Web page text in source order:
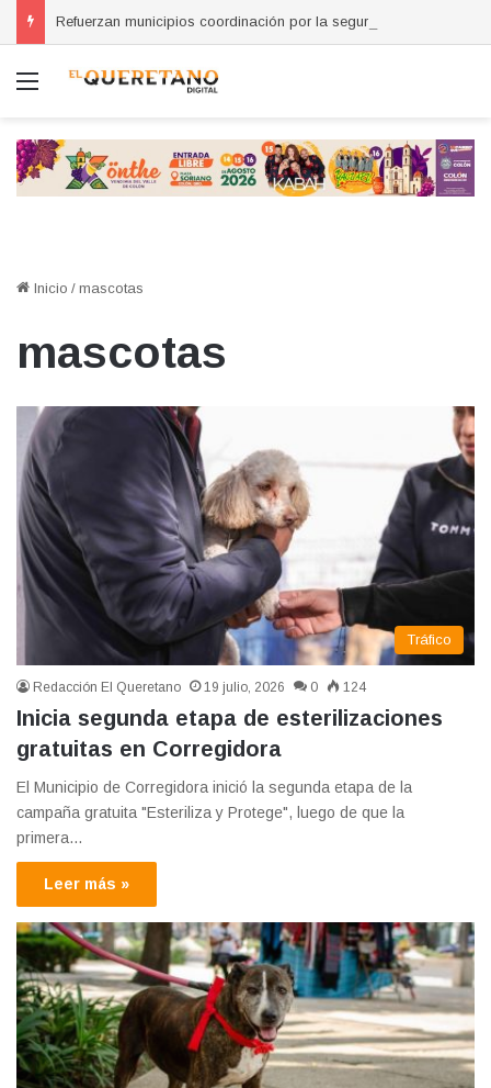
Menú
Inicio / mascotas
mascotas
Tráfico
Redacción El Queretano 19 julio, 2026 0 124
Inicia segunda etapa de esterilizaciones
gratuitas en Corregidora
El Municipio de Corregidora inició la segunda etapa de la
campaña gratuita "Esteriliza y Protege", luego de que la
primera…
Leer más »